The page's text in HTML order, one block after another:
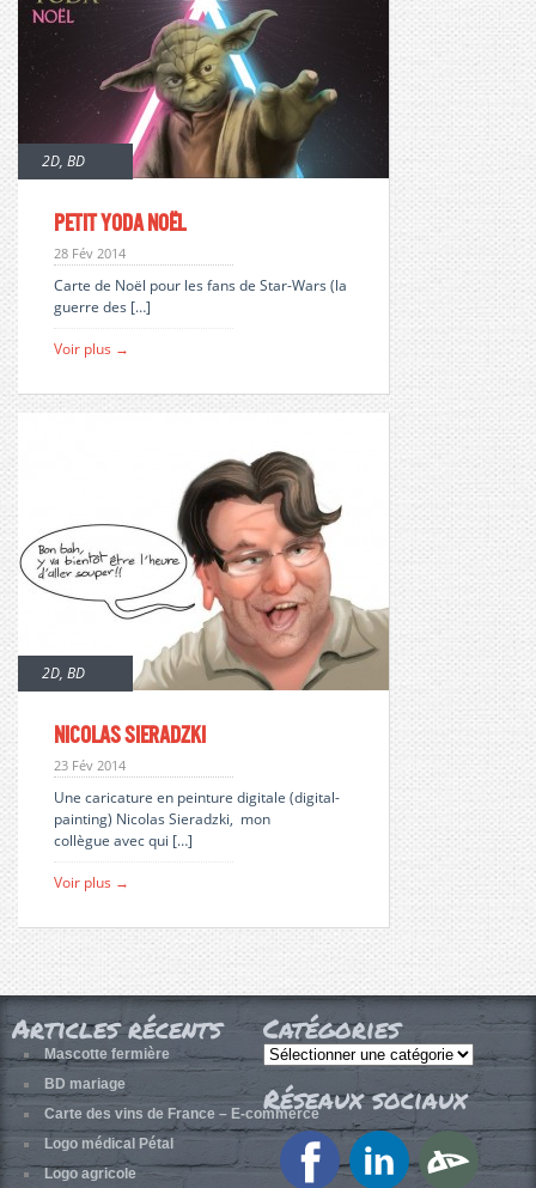
2D, BD
petit Yoda noël
28 Fév 2014
Carte de Noël pour les fans de Star-Wars (la
guerre des […]
Voir plus →
2D, BD
Nicolas Sieradzki
23 Fév 2014
Une caricature en peinture digitale (digital-
painting) Nicolas Sieradzki, mon
collègue avec qui […]
Voir plus →
Articles récents
Mascotte fermière
BD mariage
Carte des vins de France – E-commerce
Logo médical Pétal
Logo agricole
Catégories
Catégories
Réseaux sociaux